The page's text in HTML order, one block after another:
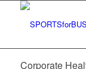
Corporate